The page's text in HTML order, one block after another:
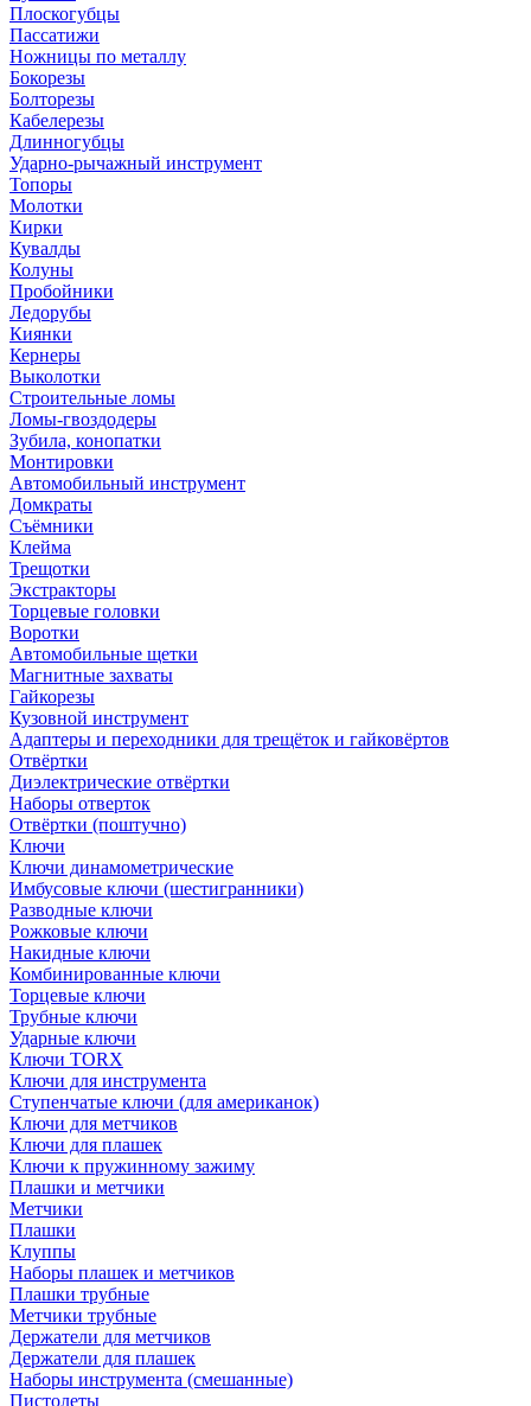
Плоскогубцы
Пассатижи
Ножницы по металлу
Бокорезы
Болторезы
Кабелерезы
Длинногубцы
Ударно-рычажный инструмент
Топоры
Молотки
Кирки
Кувалды
Колуны
Пробойники
Ледорубы
Киянки
Кернеры
Выколотки
Строительные ломы
Ломы-гвоздодеры
Зубила, конопатки
Монтировки
Автомобильный инструмент
Домкраты
Съёмники
Клейма
Трещотки
Экстракторы
Торцевые головки
Воротки
Автомобильные щетки
Магнитные захваты
Гайкорезы
Кузовной инструмент
Адаптеры и переходники для трещёток и гайковёртов
Отвёртки
Диэлектрические отвёртки
Наборы отверток
Отвёртки (поштучно)
Ключи
Ключи динамометрические
Имбусовые ключи (шестигранники)
Разводные ключи
Рожковые ключи
Накидные ключи
Комбинированные ключи
Торцевые ключи
Трубные ключи
Ударные ключи
Ключи TORX
Ключи для инструмента
Ступенчатые ключи (для американок)
Ключи для метчиков
Ключи для плашек
Ключи к пружинному зажиму
Плашки и метчики
Метчики
Плашки
Клуппы
Наборы плашек и метчиков
Плашки трубные
Метчики трубные
Держатели для метчиков
Держатели для плашек
Наборы инструмента (смешанные)
Пистолеты